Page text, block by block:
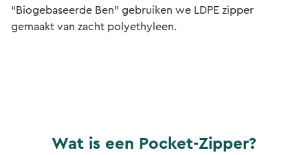
“Biogebaseerde Ben” gebruiken we LDPE zipper
gemaakt van zacht polyethyleen.
Wat is een Pocket-Zipper?